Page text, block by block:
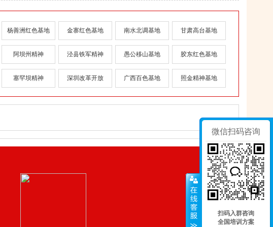
杨善洲红色基地 金寨红色基地 南水北调基地 甘肃高台基地
阿坝州精神 泾县铁军精神 愚公移山基地 胶东红色基地
塞罕坝精神 深圳改革开放 广西百色基地 照金精神基地
微信扫码咨询
扫码入群咨询
全国培训方案